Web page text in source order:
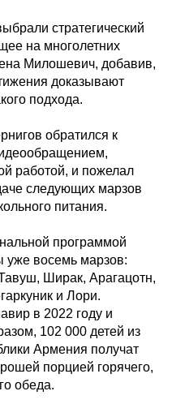
стратегический
на многолетних
Милошевич, добавив,
доказывают
подхода.
обратился к
работой, и пожелал
следующих марзов
питания.
программой
уже восемь марзов:
Ширак, Арагацотн,
и Лори.
в 2022 году и
102 000 детей из
Армения получат
порцией горячего,
обеда.